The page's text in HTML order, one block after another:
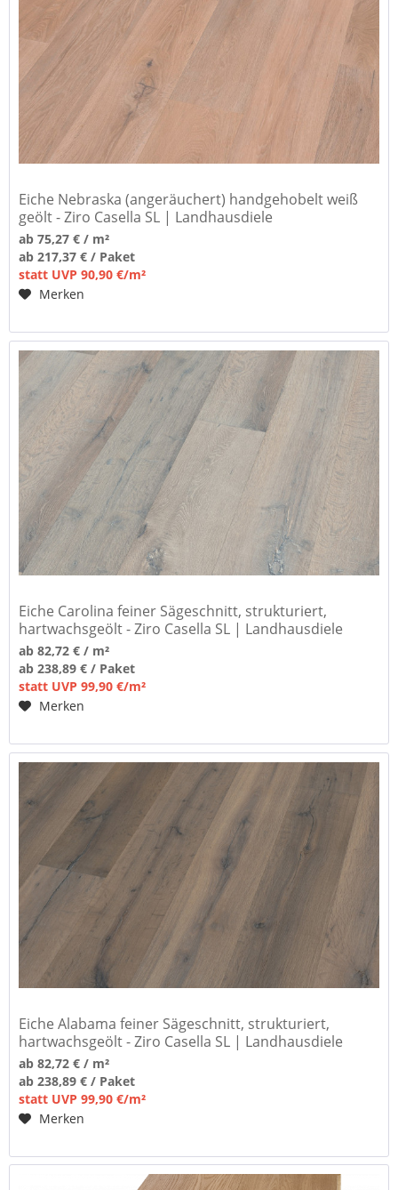
Eiche Nebraska (angeräuchert) handgehobelt weiß
geölt - Ziro Casella SL | Landhausdiele
ab 75,27 € / m²
ab 217,37 € / Paket
statt UVP 90,90 €/m²
Merken
Eiche Carolina feiner Sägeschnitt, strukturiert,
hartwachsgeölt - Ziro Casella SL | Landhausdiele
ab 82,72 € / m²
ab 238,89 € / Paket
statt UVP 99,90 €/m²
Merken
Eiche Alabama feiner Sägeschnitt, strukturiert,
hartwachsgeölt - Ziro Casella SL | Landhausdiele
ab 82,72 € / m²
ab 238,89 € / Paket
statt UVP 99,90 €/m²
Merken